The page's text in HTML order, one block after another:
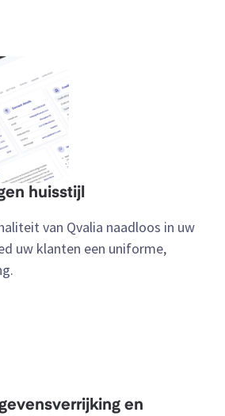
huisstijl
van Qvalia naadloos in uw
uw klanten een uniforme,
en